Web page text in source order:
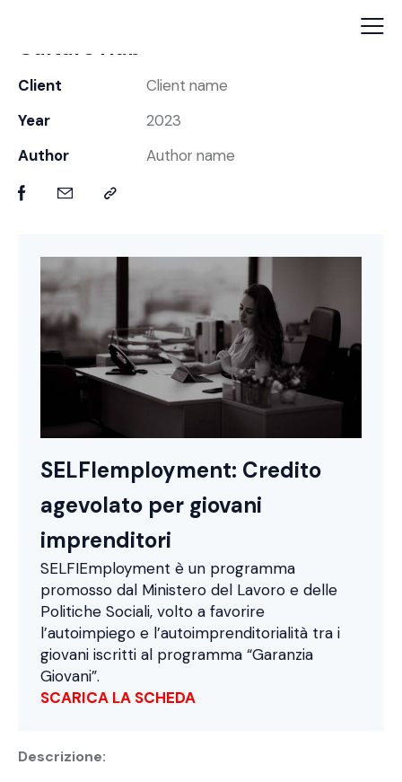
Culture Hub
Client
Client name
Year
2023
Author
Author name
SELFIemployment: Credito
agevolato per giovani
imprenditori
SELFIEmployment è un programma
promosso dal Ministero del Lavoro e delle
Politiche Sociali, volto a favorire
l’autoimpiego e l’autoimprenditorialità tra i
giovani iscritti al programma “Garanzia
Giovani”.
SCARICA LA SCHEDA
Descrizione: